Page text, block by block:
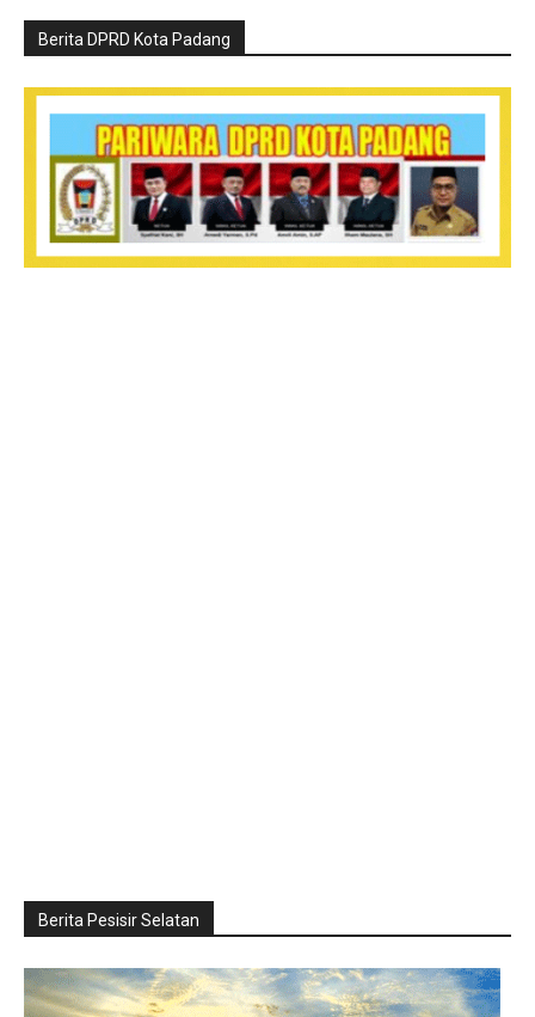
Berita DPRD Kota Padang
Berita Pesisir Selatan